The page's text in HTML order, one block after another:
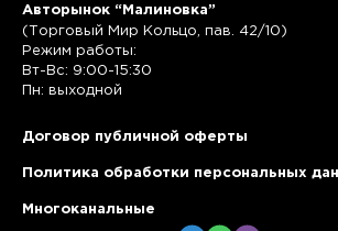
Авторынок “Малиновка”
(Торговый Мир Кольцо, пав. 42/10)
Режим работы:
Вт-Вс: 9:00-15:30
Пн: выходной
Договор публичной оферты
Политика обработки персональных
Многоканальные